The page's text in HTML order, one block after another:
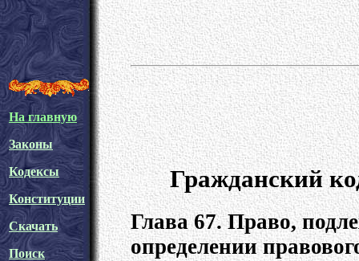
На главную
Законы
Кодексы
Конституции
Скачать
Поиск
Гражданский
Глава 67. Право,
определении